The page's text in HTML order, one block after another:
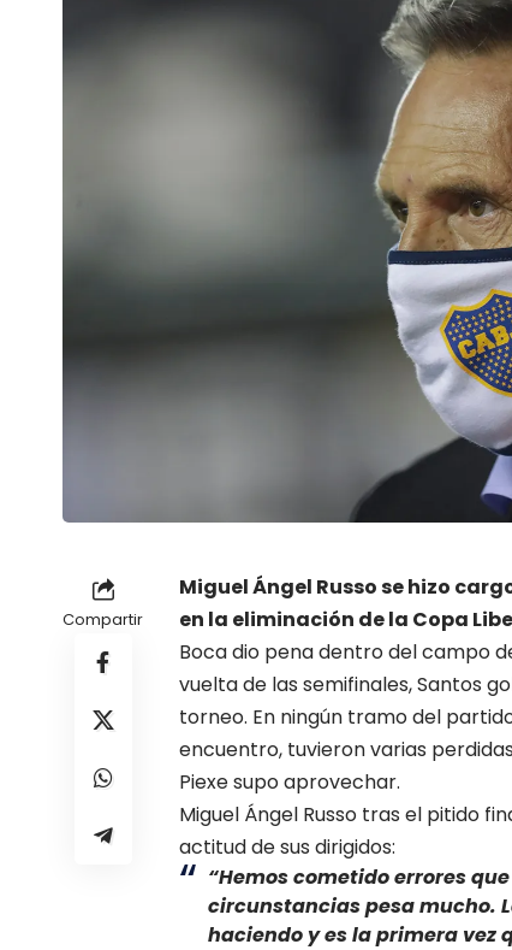
Compartir
Miguel Ángel Russo se hizo
en la eliminación de la Copa
Boca dio pena dentro del campo
vuelta de las semifinales, Santos
torneo. En ningún tramo del
encuentro, tuvieron varias
Piexe supo aprovechar.
Miguel Ángel Russo tras el pitido
actitud de sus dirigidos:
“Hemos cometido errores
circunstancias pesa mucho.
haciendo y es la primera vez